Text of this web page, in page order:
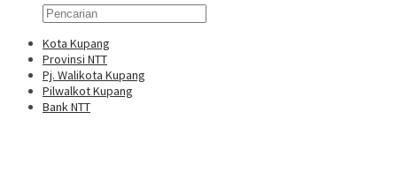
Kota Kupang
Provinsi NTT
Pj. Walikota Kupang
Pilwalkot Kupang
Bank NTT